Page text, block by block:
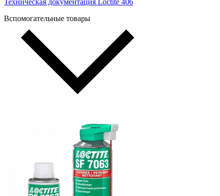
Техническая документация Loctite 406
Вспомогательные товары